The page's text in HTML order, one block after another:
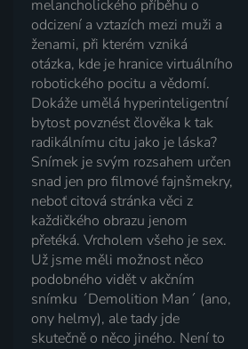
melancholického příběhu o
odcizení a vztazích mezi muži a
ženami, při kterém vzniká
otázka, kde je hranice virtuálního
robotického pocitu a vědomí.
Dokáže umělá hyperinteligentní
bytost povznést člověka k tak
radikálnímu citu jako je láska?
Snímek je svým rozsahem určen
snad jen pro filmové fajnšmekry,
neboť citová stránka věci z
každičkého obrazu jenom
přetéká. Vrcholem všeho je sex.
Už jsme měli možnost něco
podobného vidět v akčním
snímku ´Demolition Man´ (ano,
ony helmy), ale tady jde
skutečně o něco jiného. Není to